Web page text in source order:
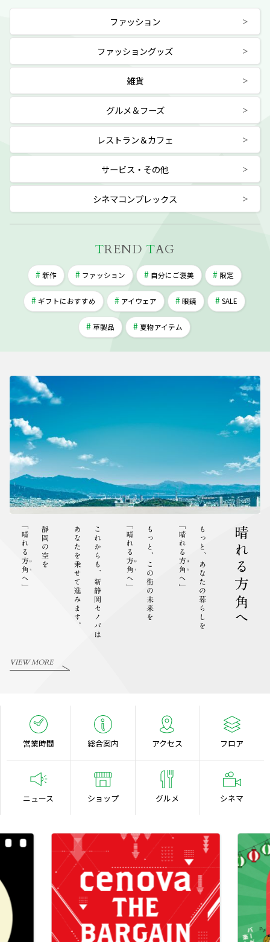
ファッション
ファッショングッズ
雑貨
グルメ＆フーズ
レストラン＆カフェ
サービス・その他
シネマコンプレックス
TREND TAG
新作 ファッション 自分にご褒美 限定
ギフトにおすすめ アイウェア 眼鏡 SALE
革製品 夏物アイテム
VIEW MORE
営業時間 総合案内 アクセス フロア
ニュース ショップ グルメ シネマ